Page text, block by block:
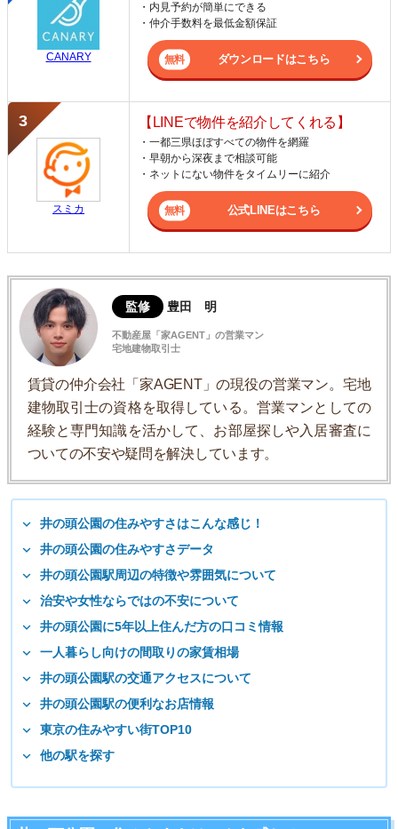
CANARY
・内見予約が簡単にできる
・仲介手数料を最低金額保証
ダウンロードはこちら
スミカ
【LINEで物件を紹介してくれる】
・一都三県ほぼすべての物件を網羅
・早朝から深夜まで相談可能
・ネットにない物件をタイムリーに紹介
公式LINEはこちら
監修 豊田 明
不動産屋「家AGENT」の営業マン
宅地建物取引士
賃貸の仲介会社「家AGENT」の現役の営業マン。宅地
建物取引士の資格を取得している。営業マンとしての
経験と専門知識を活かして、お部屋探しや入居審査に
ついての不安や疑問を解決しています。
井の頭公園の住みやすさはこんな感じ！
井の頭公園の住みやすさデータ
井の頭公園駅周辺の特徴や雰囲気について
治安や女性ならではの不安について
井の頭公園に5年以上住んだ方の口コミ情報
一人暮らし向けの間取りの家賃相場
井の頭公園駅の交通アクセスについて
井の頭公園駅の便利なお店情報
東京の住みやすい街TOP10
他の駅を探す